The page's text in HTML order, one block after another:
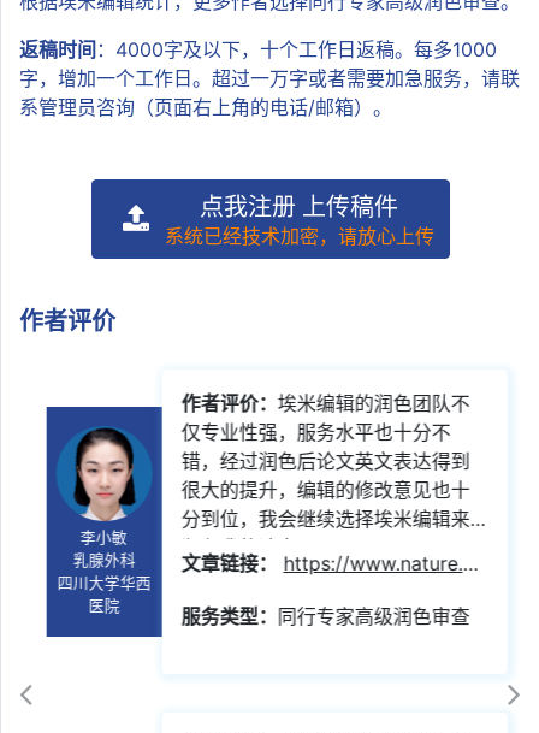
返稿时间 ：4000字及以下，十个工作日返稿。每多1000
字，增加一个工作日。超过一万字或者需要加急服务，请联
系管理员咨询（页面右上角的电话/邮箱）。
点我注册 上传稿件
系统已经技术加密，请放心上传
作者评价
李小敏
乳腺外科
四川大学华西
医院
作者评价： 埃米编辑的润色团队不
仅专业性强，服务水平也十分不
错，经过润色后论文英文表达得到
很大的提升，编辑的修改意见也十
分到位，我会继续选择埃米编辑来
润色我的论文。
文章链接： https://www.nature.com/articles/s41598-020-74792-5
服务类型： 同行专家高级润色审查